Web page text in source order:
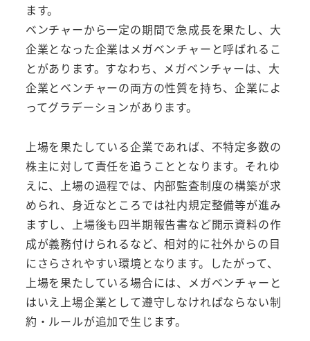
ます。
ベンチャーから一定の期間で急成長を果たし、大
企業となった企業はメガベンチャーと呼ばれるこ
とがあります。すなわち、メガベンチャーは、大
企業とベンチャーの両方の性質を持ち、企業によ
ってグラデーションがあります。
上場を果たしている企業であれば、不特定多数の
株主に対して責任を追うこととなります。それゆ
えに、上場の過程では、内部監査制度の構築が求
められ、身近なところでは社内規定整備等が進み
ますし、上場後も四半期報告書など開示資料の作
成が義務付けられるなど、相対的に社外からの目
にさらされやすい環境となります。したがって、
上場を果たしている場合には、メガベンチャーと
はいえ上場企業として遵守しなければならない制
約・ルールが追加で生じます。